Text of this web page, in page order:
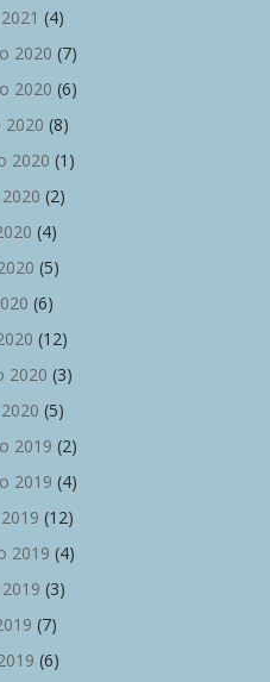
(4)
2020 (7)
2020 (6)
(8)
2020 (1)
(2)
(4)
(5)
(6)
(12)
2020 (3)
(5)
2019 (2)
2019 (4)
(12)
2019 (4)
(3)
(7)
(6)